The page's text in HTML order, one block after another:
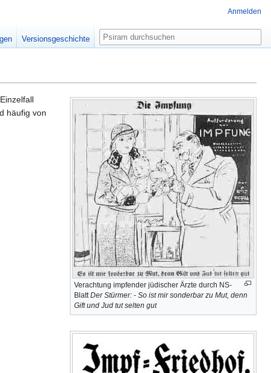
Verachtung impfender jüdischer Ärzte durch NS-
BlattDer Stürmer: - So ist mir sonderbar zu Mut, denn
Gift und Jud tut selten gut
häufig von
Anmelden
Versionsgeschichte
Suche